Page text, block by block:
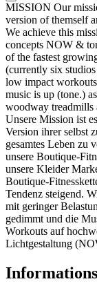
MISSION Our
version of themself
We achieve this
concepts NOW &
of the fastest
(currently six
low impact
music is up (tone.)
woodway
Unsere Mission ist
Version ihrer selbst
gesamtes Leben zu
unsere Boutique-
unsere Kleider
Boutique-
Tendenz steigend.
mit geringer
gedimmt und die
Workouts auf
Lichtgestaltung